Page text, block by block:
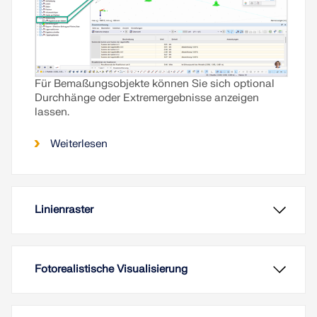
Für Bemaßungsobjekte können Sie sich optional
Durchhänge oder Extremergebnisse anzeigen
lassen.
Weiterlesen
Linienraster
Fotorealistische Visualisierung